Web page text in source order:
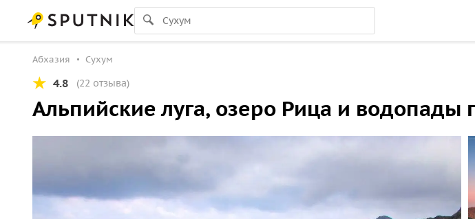
Абхазия Сухум
4.8 (22 отзыва)
Альпийские луга, озеро Рица и водопады